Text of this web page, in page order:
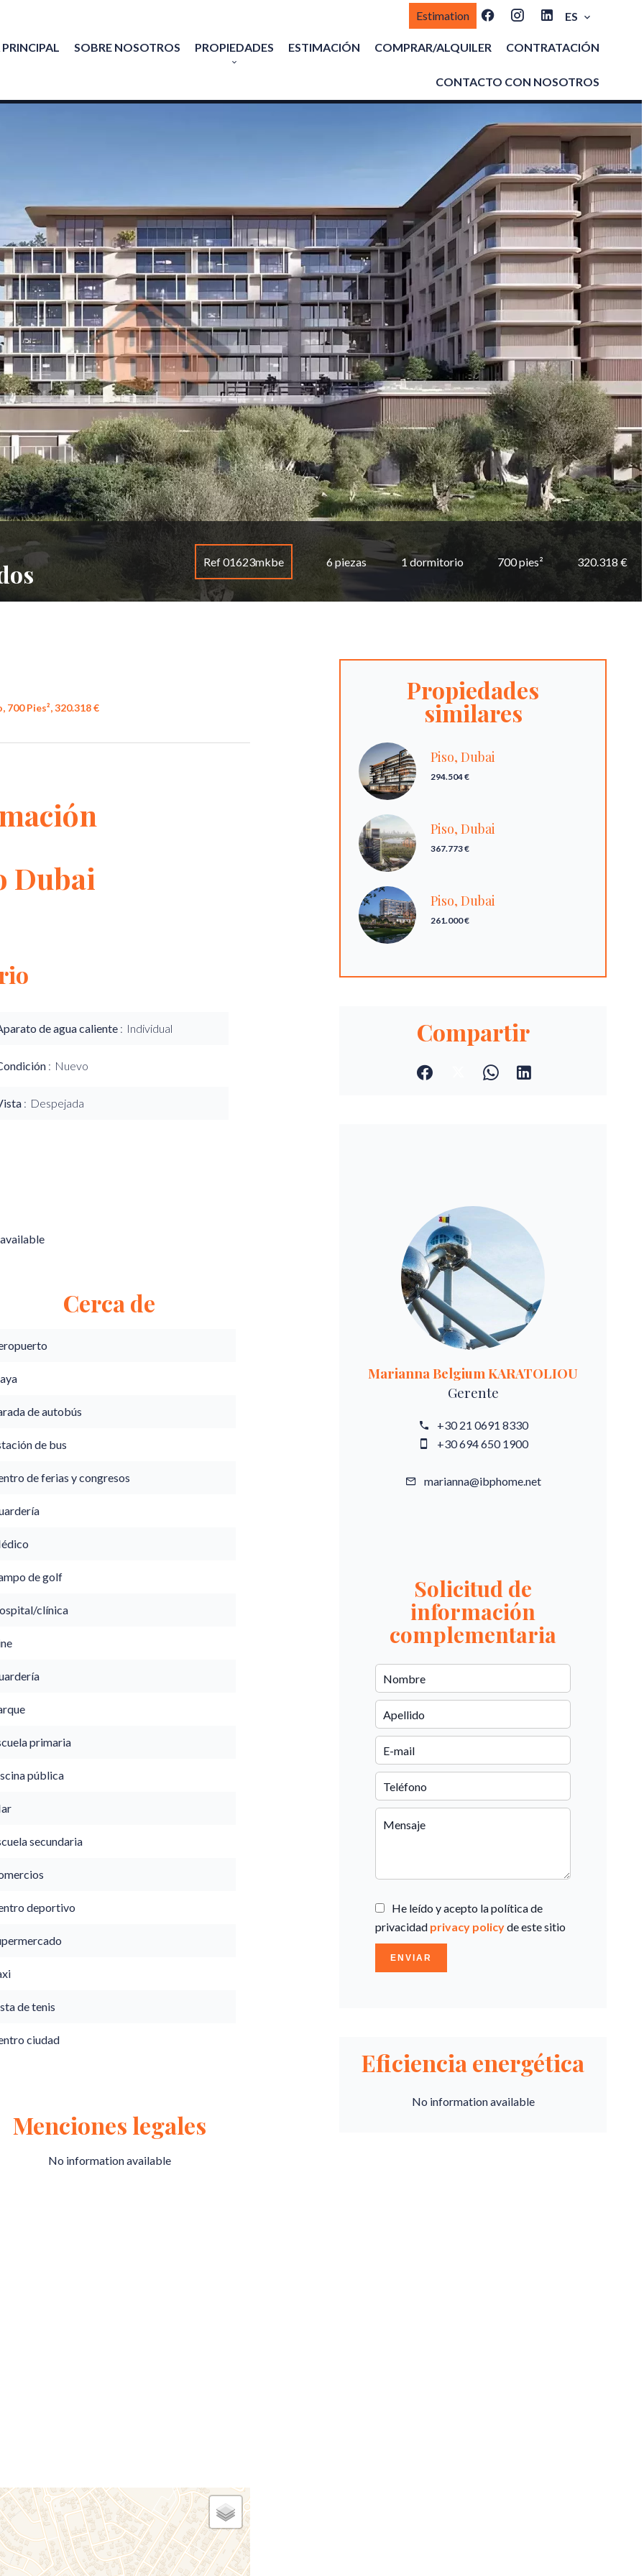
Estimation ES
SOBRE NOSOTROS PROPIEDADES ESTIMACIÓN COMPRAR/ALQUILER CONTRATACIÓN
CONTACTO CON NOSOTROS
Ref 01623mkbe 6 piezas 1 dormitorio 700 pies² 320.318 €
Pies², 320.318 €
Dubai
de agua caliente Individual
Nuevo
Despejada
Cerca de
de autobús
de bus
de ferias y congresos
de golf
clínica
primaria
pública
secundaria
deportivo
de tenis
ciudad
Menciones legales
No information available
Propiedades
similares
Piso, Dubai
294.504 €
Piso, Dubai
367.773 €
Piso, Dubai
261.000 €
Compartir
Marianna Belgium KARATOLIOU
Gerente
+30 21 0691 8330
+30 694 650 1900
marianna@ibphome.net
Solicitud de
información
complementaria
He leído y acepto la política de
privacidad privacy policyde este sitio
ENVIAR
Eficiencia energética
No information available